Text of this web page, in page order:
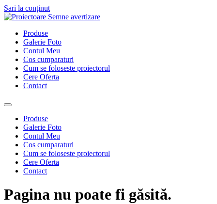
Sari la conținut
Produse
Galerie Foto
Contul Meu
Cos cumparaturi
Cum se foloseste proiectorul
Cere Oferta
Contact
Produse
Galerie Foto
Contul Meu
Cos cumparaturi
Cum se foloseste proiectorul
Cere Oferta
Contact
Pagina nu poate fi găsită.